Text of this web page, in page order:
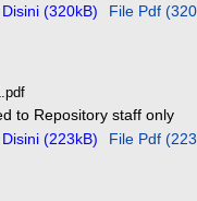
(320kB)
File Pdf
to Repository staff only
(223kB)
File Pdf